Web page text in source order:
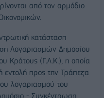
από τον αρμόδιο
κατάσταση
Λογαριασμών Δημοσίου
Κράτους (Γ.Λ.Κ.), η οποία
εντολή προς την Τράπεζα
λογαριασμού του
- Συγκέντρωση